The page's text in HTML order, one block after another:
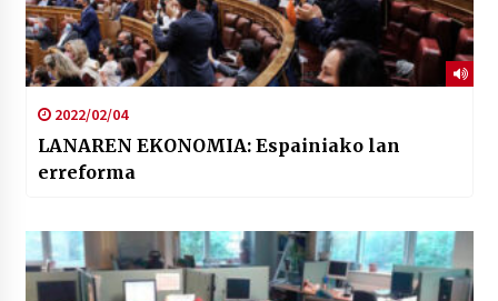
2022/02/04
LANAREN EKONOMIA: Espainiako lan
erreforma